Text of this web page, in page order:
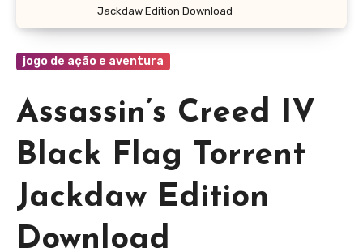
Jackdaw Edition Download
jogo de ação e aventura
Assassin’s Creed IV
Black Flag Torrent
Jackdaw Edition
Download